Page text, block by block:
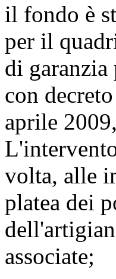
il fondo è
per il
di garanzia
con
aprile
volta, alle
platea dei
associate;